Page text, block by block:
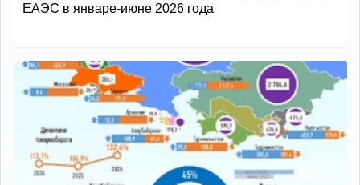
ЕАЭС в январе-июне 2026 года